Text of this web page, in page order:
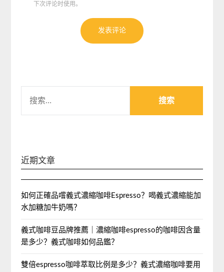
下次评论时使用。
索：
近期文章
如何正確品嚐義式濃縮咖啡Espresso？喝義式濃縮能加
水加糖加牛奶嗎？
義式咖啡豆品牌推薦｜濃縮咖啡espresso的咖啡因含量
是多少？義式咖啡如何品鑑？
雙倍espresso咖啡萃取比例是多少？義式濃縮咖啡要用